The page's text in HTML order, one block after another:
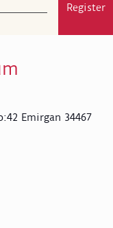
Register
Emirgan 34467